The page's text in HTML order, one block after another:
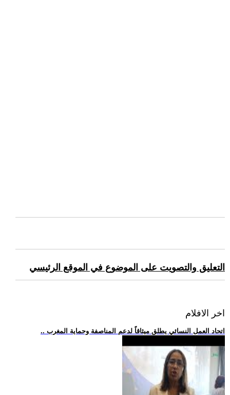
التعليق والتصويت على الموضوع في الموقع الرئيسي
اخر الافلام
.. اتحاد العمل النسائي يطلق ميثاقاً لدعم المناصفة وحماية المغرب